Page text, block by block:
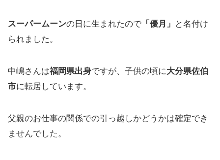
スーパームーンの日に生まれたので 「優月」
と名付け
られました。
中嶋さんは福岡県出身ですが、子供の頃に大分県佐伯
市に転居しています。
父親のお仕事の関係での引っ越しかどうかは確定でき
ませんでした。